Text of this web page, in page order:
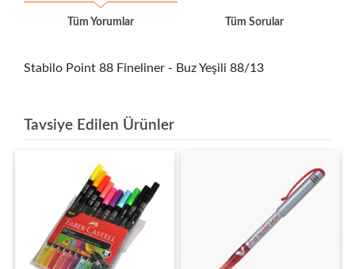
Tüm Yorumlar Tüm Sorular
Stabilo Point 88 Fineliner - Buz Yeşili 88/13
Tavsiye Edilen Ürünler